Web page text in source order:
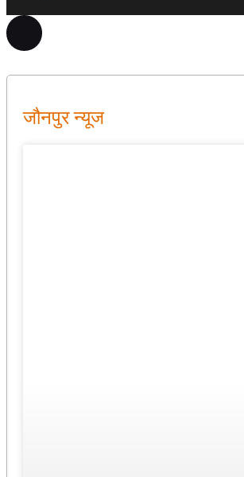
जौनपुर न्यूज